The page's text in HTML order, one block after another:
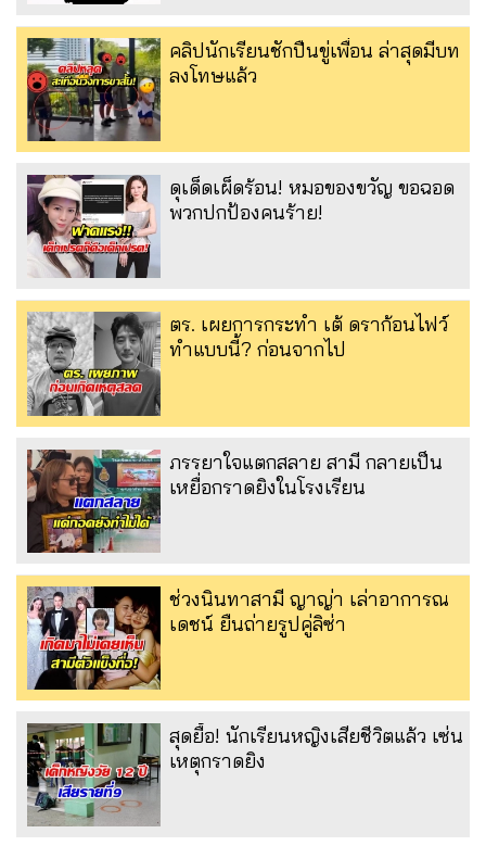
คลิปนักเรียนชักปืนขู่เพื่อน ล่าสุดมีบท
ลงโทษแล้ว
ดุเด็ดเผ็ดร้อน! หมอของขวัญ ขอฉอด
พวกปกป้องคนร้าย!
ตร. เผยการกระทำ เต้ ดราก้อนไฟว์
ทำแบบนี้? ก่อนจากไป
ภรรยาใจแตกสลาย สามี กลายเป็น
เหยื่อกราดยิงในโรงเรียน
ช่วงนินทาสามี ญาญ่า เล่าอาการณ
เดชน์ ยืนถ่ายรูปคู่ลิซ่า
สุดยื้อ! นักเรียนหญิงเสียชีวิตแล้ว เซ่น
เหตุกราดยิง